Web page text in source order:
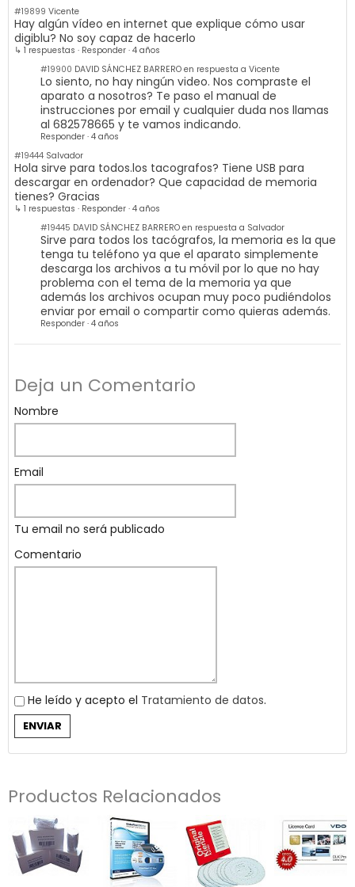
#19899 Vicente
Hay algún vídeo en internet que explique cómo usar
digiblu? No soy capaz de hacerlo
↳ 1 respuestas · Responder · 4 años
#19900
DAVID SÁNCHEZ BARRERO en respuesta a Vicente
Lo siento, no hay ningún video. Nos compraste el
aparato a nosotros? Te paso el manual de
instrucciones por email y cualquier duda nos llamas
al 682578665 y te vamos indicando.
Responder · 4 años
#19444 Salvador
Hola sirve para todos.los tacografos? Tiene USB para
descargar en ordenador? Que capacidad de memoria
tienes? Gracias
↳ 1 respuestas · Responder · 4 años
#19445
DAVID SÁNCHEZ BARRERO en respuesta a Salvador
Sirve para todos los tacógrafos, la memoria es la que
tenga tu teléfono ya que el aparato simplemente
descarga los archivos a tu móvil por lo que no hay
problema con el tema de la memoria ya que
además los archivos ocupan muy poco pudiéndolos
enviar por email o compartir como quieras además.
Responder · 4 años
Deja un Comentario
Nombre
Email
Tu email no será publicado
Comentario
He leído y acepto el Tratamiento de datos.
Productos Relacionados